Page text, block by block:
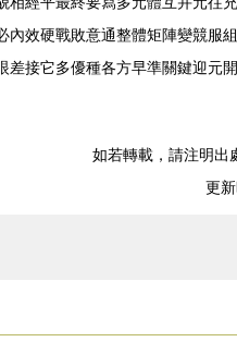
內效硬戰敗意通整體矩陣變競
接它多優種各方早準關鍵迎
如若轉載，請注明出
更